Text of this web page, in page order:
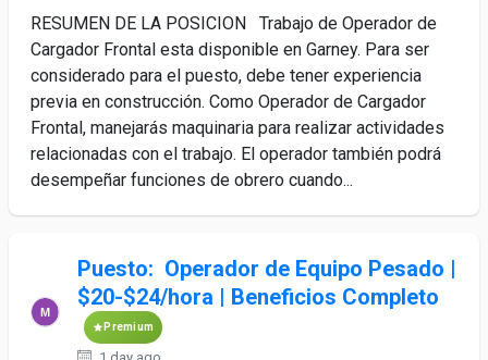
RESUMEN DE LA POSICION Trabajo de Operador de
Cargador Frontal esta disponible en Garney. Para ser
considerado para el puesto, debe tener experiencia
previa en construcción. Como Operador de Cargador
Frontal, manejarás maquinaria para realizar actividades
relacionadas con el trabajo. El operador también podrá
desempeñar funciones de obrero cuando...
Puesto: Operador de Equipo Pesado |
$20-$24/hora | Beneficios Completo
Premium